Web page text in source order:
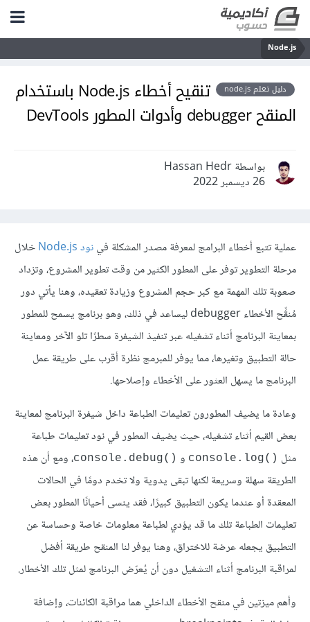
Node.js
دليل تعلم node.js
تنقيح أخطاء Node.js باستخدام
المنقح debugger وأدوات المطور DevTools
بواسطة Hassan Hedr
26 ديسمبر 2022
عملية تتبع أخطاء البرامج لمعرفة مصدر المشكلة فينود Node.js
خلال
مرحلة التطوير توفر على المطور الكثير من وقت تطوير المشروع، وتزداد
صعوبة تلك المهمة مع كبر حجم المشروع وزيادة تعقيده، وهنا يأتي دور
مُنقِّح الأخطاء debugger ليساعد في ذلك، وهو برنامج يسمح للمطور
بمعاينة البرنامج أثناء تشغيله عبر تنفيذ الشيفرة سطرًا تلو الآخر ومعاينة
حالة التطبيق وتغيرها، مما يوفر للمبرمج نظرة أقرب على طريقة عمل
البرنامج ما يسهل العثور على الأخطاء وإصلاحها.
وعادة ما يضيف المطورون تعليمات الطباعة داخل شيفرة البرنامج لمعاينة
بعض القيم أثناء تشغيله، حيث يضيف المطور في نود تعليمات طباعة
مثل ‎console.log()‎ و ‎console.debug()‎، ومع أن هذه
الطريقة سهلة وسريعة لكنها تبقى يدوية ولا تخدم دومًا في الحالات
المعقدة أو عندما يكون التطبيق كبيرًا، فقد ينسى أحيانًا المطور بعض
تعليمات الطباعة تلك ما قد يؤدي لطباعة معلومات خاصة وحساسة عن
التطبيق يجعله عرضة للاختراق، وهنا يوفر لنا المنقح طريقة أفضل
لمراقبة البرنامج أثناء التشغيل دون أن يُعرّض البرنامج لمثل تلك الأخطار.
وأهم ميزتين في منقح الأخطاء الداخلي هما مراقبة الكائنات، وإضافة